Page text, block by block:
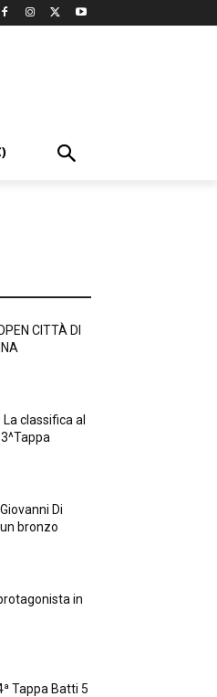
CITTÀ DI
classifica al
Di
bronzo
in
Tappa Batti 5